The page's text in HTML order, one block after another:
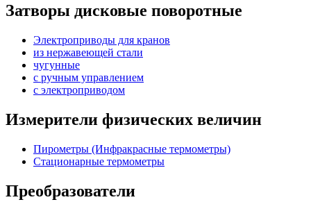
Затворы дисковые поворотные
Электроприводы для кранов
из нержавеющей стали
чугунные
с ручным управлением
c электроприводом
Измерители физических величин
Пирометры (Инфракрасные термометры)
Стационарные термометры
Преобразователи